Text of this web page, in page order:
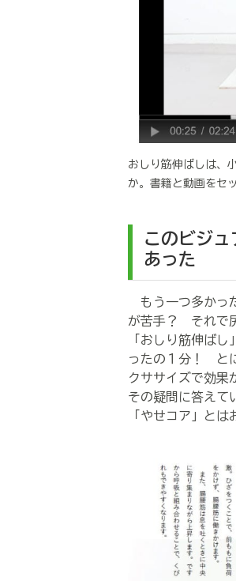
おしり筋伸ばしは、
か。書籍と動画をセ
このビジ
あった
もう一つ多かっ
が苦手？ それで
「おしり筋伸ば
ったの１分！ と
クササイズで効
その疑問に答えて
「やせコア」と